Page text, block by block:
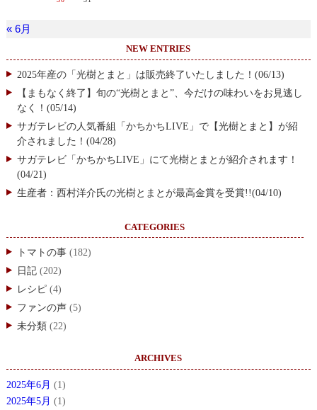
« 6月
NEW ENTRIES
2025年産の「光樹とまと」は販売終了いたしました！(06/13)
【まもなく終了】旬の“光樹とまと”、今だけの味わいをお見逃し
なく！(05/14)
サガテレビの人気番組「かちかちLIVE」で【光樹とまと】が紹
介されました！(04/28)
サガテレビ「かちかちLIVE」にて光樹とまとが紹介されます！
(04/21)
生産者：西村洋介氏の光樹とまとが最高金賞を受賞!!(04/10)
CATEGORIES
トマトの事(182)
日記(202)
レシピ(4)
ファンの声(5)
未分類 (22)
ARCHIVES
2025年6月 (1)
2025年5月 (1)